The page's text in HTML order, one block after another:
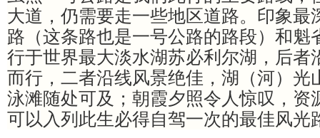
大道，仍需要走一些地区道路。印象最
路（这条路也是一号公路的路段）和魁
行于世界最大淡水湖苏必利尔湖，后者
而行，二者沿线风景绝佳，湖（河）光
泳滩随处可及；朝霞夕照令人惊叹，资
可以入列此生必得自驾一次的最佳风光